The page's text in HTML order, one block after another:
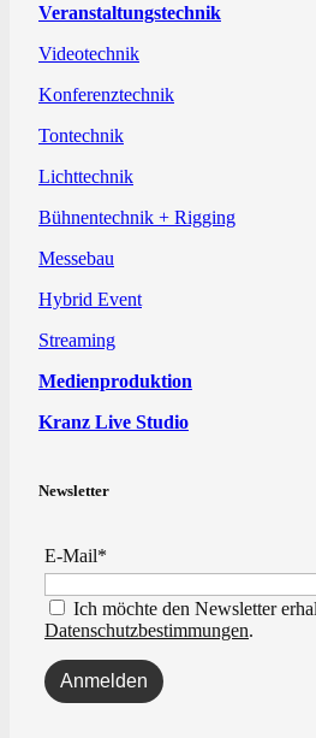
Veranstaltungstechnik
Videotechnik
Konferenztechnik
Tontechnik
Lichttechnik
Bühnentechnik + Rigging
Messebau
Hybrid Event
Streaming
Medienproduktion
Kranz Live Studio
Newsletter
E-Mail*
Ich möchte den Newsletter
Datenschutzbestimmungen.